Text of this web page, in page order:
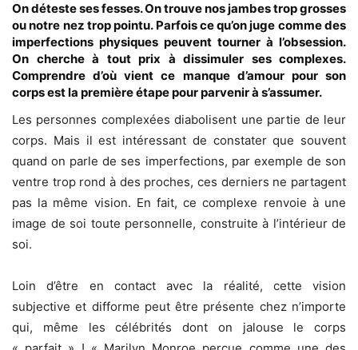
On déteste ses fesses. On trouve nos jambes trop grosses
ou notre nez trop pointu. Parfois ce qu’on juge comme des
imperfections physiques peuvent tourner à l’obsession.
On cherche à tout prix à dissimuler ses complexes.
Comprendre d’où vient ce manque d’amour pour son
corps est la première étape pour parvenir à s’assumer.
Les personnes complexées diabolisent une partie de leur
corps. Mais il est intéressant de constater que souvent
quand on parle de ses imperfections, par exemple de son
ventre trop rond à des proches, ces derniers ne partagent
pas la même vision. En fait, ce complexe renvoie à une
image de soi toute personnelle, construite à l’intérieur de
soi.
Loin d’être en contact avec la réalité, cette vision
subjective et difforme peut être présente chez n’importe
qui, même les célébrités dont on jalouse le corps